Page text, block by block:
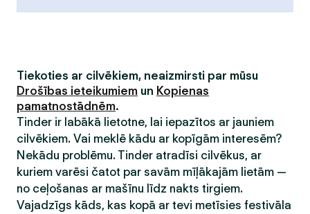
Tiekoties ar cilvēkiem, neaizmirsti par mūsu
Drošības ieteikumiem un Kopienas
pamatnostādnēm.
Tinder ir labākā lietotne, lai iepazītos ar jauniem
cilvēkiem. Vai meklē kādu ar kopīgām interesēm?
Nekādu problēmu. Tinder atradīsi cilvēkus, ar
kuriem varēsi čatot par savām mīļākajām lietām —
no ceļošanas ar mašīnu līdz nakts tirgiem.
Vajadzīgs kāds, kas kopā ar tevi metīsies festivāla